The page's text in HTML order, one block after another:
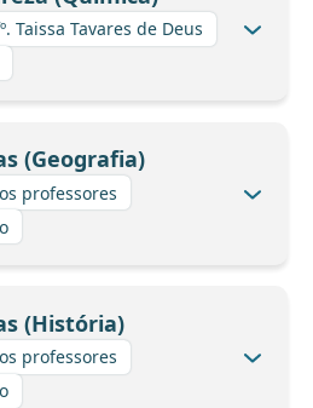
Taissa Tavares de Deus
(Geografia)
professores
(História)
professores